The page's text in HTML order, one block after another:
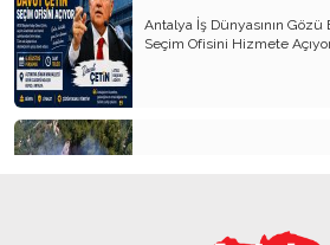
MUHTEBER DEMİRTAŞ
ÖZGÜRLÜĞÜ”
ATATÜRK’ÜN SONSUZLUĞA
ANITKABİR (1)
ADIM ADIM DOĞU ANADOLU
Antalya İş Dünyasının Gözü
Seçim Ofisini Hizmete